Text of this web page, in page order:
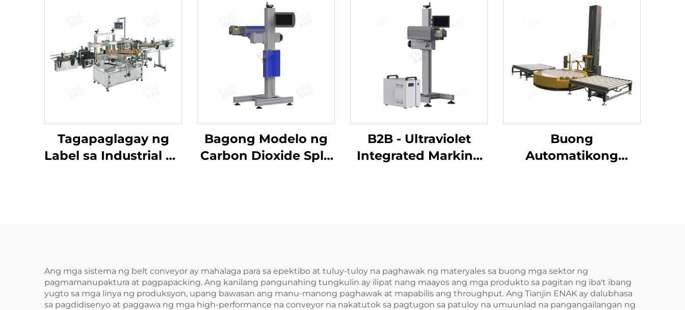
Tagapaglagay ng
Label sa Industrial na
Bagong Modelo ng
Carbon Dioxide Split
B2B - Ultraviolet
Integrated Marking
Buong
Automatikong
Ang mga sistema ng belt conveyor ay mahalaga para sa epektibo at tuluy-tuloy na paghawak ng materyales sa buong mga sektor ng
pagmamanupaktura at pagpapacking. Ang kanilang pangunahing tungkulin ay ilipat nang maayos ang mga produkto sa pagitan ng iba't ibang
yugto sa mga linya ng produksyon, upang bawasan ang manu-manong paghawak at mapabilis ang throughput. Ang Tianjin ENAK ay dalubhasa
sa pagdidisenyo at paggawa ng mga high-performance na conveyor na nakatutok sa pagtugon sa patuloy na umuunlad na pangangailangan ng